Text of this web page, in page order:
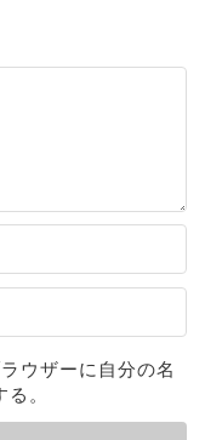
ウザーに自分の名
。